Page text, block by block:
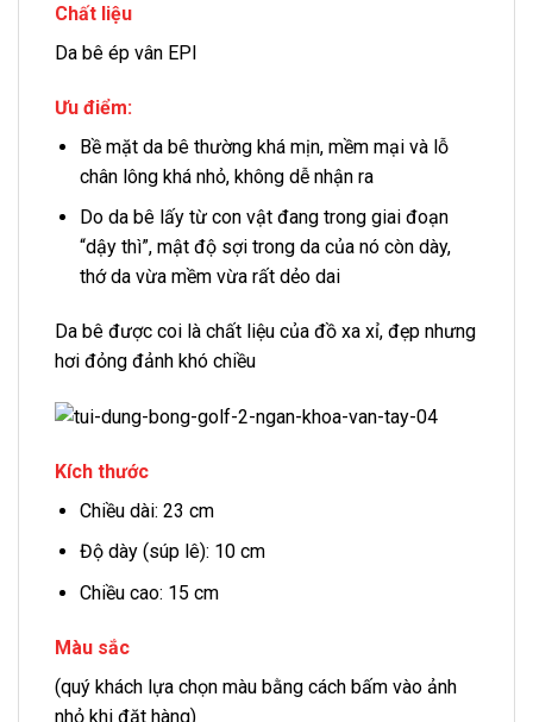
Chất liệu
Da bê ép vân EPI
Ưu điểm:
Bề mặt da bê thường khá mịn, mềm mại và lỗ
chân lông khá nhỏ, không dễ nhận ra
Do da bê lấy từ con vật đang trong giai đoạn
“dậy thì”, mật độ sợi trong da của nó còn dày,
thớ da vừa mềm vừa rất dẻo dai
Da bê được coi là chất liệu của đồ xa xỉ, đẹp nhưng
hơi đỏng đảnh khó chiều
Kích thước
Chiều dài: 23 cm
Độ dày (súp lê): 10 cm
Chiều cao: 15 cm
Màu sắc
(quý khách lựa chọn màu bằng cách bấm vào ảnh
nhỏ khi đặt hàng)